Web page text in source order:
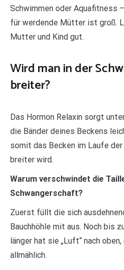
Schwimmen oder Aquafitness
für werdende Mütter ist groß.
Mutter und Kind gut.
Wird man in der
breiter?
Das Hormon Relaxin sorgt
die Bänder deines Beckens
somit das Becken im Laufe
breiter wird.
Warum verschwindet die
Schwangerschaft?
Zuerst füllt die sich
Bauchhöhle mit aus. Noch bis
länger hat sie „Luft“ nach
allmählich.